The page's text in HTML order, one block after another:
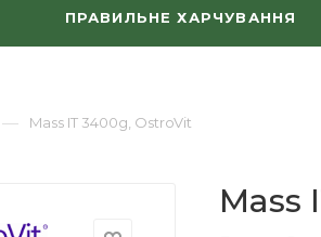
ПРАВИЛЬНЕ ХАРЧУВАННЯ
— Mass IT 3400g, OstroVit
Mass